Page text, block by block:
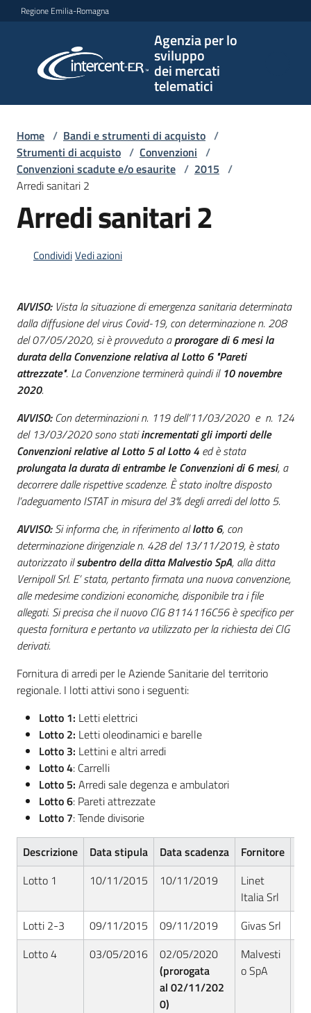
Vai al contenuto
Vai alla navigazione
Vai al footer
Regione Emilia-Romagna
Agenzia per lo
sviluppo
dei mercati
telematici
per lo
sviluppo
telematici
Bandi
di
acquisto
Supporto
Piattaforme
telematiche
English
site
Seguici
su
Home / Bandi e strumenti di acquisto /
Strumenti di acquisto / Convenzioni /
Convenzioni scadute e/o esaurite / 2015 /
Arredi sanitari 2
Arredi sanitari 2
CondividiVedi azioni
AVVISO: Vista la situazione di emergenza sanitaria determinata
dalla diffusione del virus Covid-19, con determinazione n. 208
del 07/05/2020, si è provveduto aprorogare di 6 mesi la
durata della Convenzione relativa al Lotto 6 "Pareti
attrezzate". La Convenzione terminerà quindi il 10 novembre
2020.
AVVISO:Con determinazioni n. 119 dell’11/03/2020 e n. 124
del 13/03/2020 sono statiincrementati gli importi delle
Convenzioni relative al Lotto 5 al Lotto 4 ed è stata
prolungata la durata di entrambe le Convenzioni di 6 mesi, a
decorrere dalle rispettive scadenze. È stato inoltre disposto
l’adeguamento ISTAT in misura del 3% degli arredi del lotto 5.
AVVISO:Si informa che, in riferimento allotto 6, con
determinazione dirigenziale n. 428 del 13/11/2019, è stato
autorizzato ilsubentro della ditta Malvestio SpA, alla ditta
Vernipoll Srl. E’ stata, pertanto firmata una nuova convenzione,
alle medesime condizioni economiche, disponibile tra i file
allegati. Si precisa che il nuovo CIG 8114116C56 è specifico per
questa fornitura e pertanto va utilizzato per la richiesta dei CIG
derivati.
Fornitura di arredi per le Aziende Sanitarie del territorio
regionale. I lotti attivi sono i seguenti:
Lotto 1: Letti elettrici
Lotto 2: Letti oleodinamici e barelle
Lotto 3: Lettini e altri arredi
Lotto 4: Carrelli
Lotto 5: Arredi sale degenza e ambulatori
Lotto 6: Pareti attrezzate
Lotto 7: Tende divisorie
Descrizione Data stipula Data scadenza Fornitore
Lotto 1
10/11/2015 10/11/2019
Linet
Italia Srl
Lotti 2-3 09/11/2015 09/11/2019 Givas Srl
Lotto 4
03/05/2016
02/05/2020
(prorogata
al 02/11/202
0)
Malvesti
o SpA